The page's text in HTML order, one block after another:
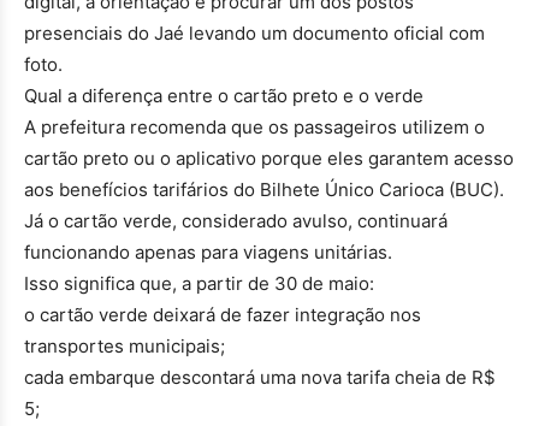
presenciais do Jaé levando um documento oficial com
foto.
Qual a diferença entre o cartão preto e o verde
A prefeitura recomenda que os passageiros utilizem o
cartão preto ou o aplicativo porque eles garantem acesso
aos benefícios tarifários do Bilhete Único Carioca (BUC).
Já o cartão verde, considerado avulso, continuará
funcionando apenas para viagens unitárias.
Isso significa que, a partir de 30 de maio:
o cartão verde deixará de fazer integração nos
transportes municipais;
cada embarque descontará uma nova tarifa cheia de R$
5;